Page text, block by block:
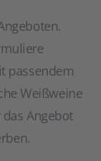
passendem
Weißweine
das Angebot